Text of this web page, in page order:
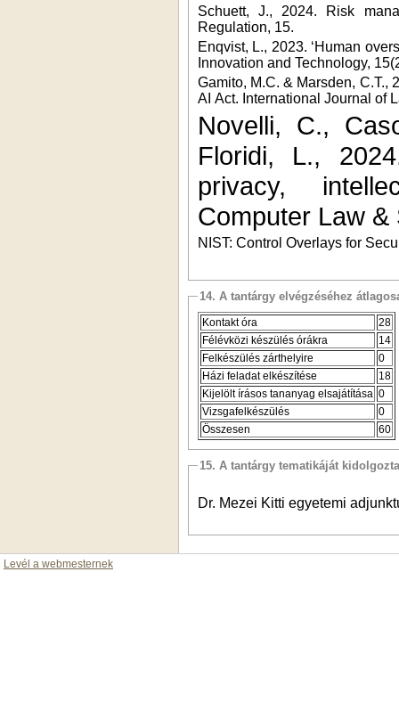
Schuett, J., 2024. Risk
Regulation, 15.
Enqvist, L., 2023. ‘Human
Innovation and Technology,
Gamito, M.C. & Marsden,
AI Act. International Journal of
Novelli, C.,
Floridi, L.,
privacy,
Computer Law
NIST: Control Overlays for
14. A tantárgy elvégzéséhez
Kontakt óra
28
Félévközi készülés órákra
14
Felkészülés zárthelyire
0
Házi feladat elkészítése
18
Kijelölt írásos tananyag elsajátítása 0
Vizsgafelkészülés
0
Összesen
60
15. A tantárgy tematikáját kidolgozta
Dr. Mezei Kitti egyetemi
Levél a webmesternek